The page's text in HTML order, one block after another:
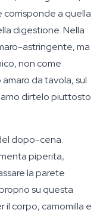
corrisponde a quella
digestione. Nella
astringente, ma
non come
da tavola, sul
dirtelo piuttosto
dopo-cena.
piperita,
la parete
su questa
il corpo, camomilla e